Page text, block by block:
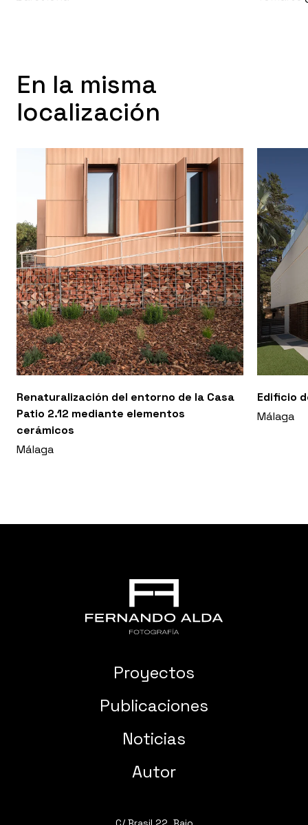
En la misma
localización
Renaturalización del entorno de la Casa
Patio 2.12 mediante elementos
cerámicos
Málaga
Edificio
Málaga
Proyectos
Publicaciones
Noticias
Autor